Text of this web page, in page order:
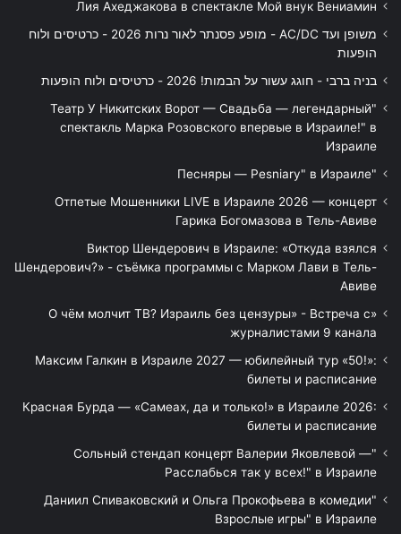
Лия Ахеджакова в спектакле Мой внук Вениамин
משופן ועד AC/DC - מופע פסנתר לאור נרות 2026 - כרטיסים ולוח
הופעות
בניה ברבי - חוגג עשור על הבמות! 2026 - כרטיסים ולוח הופעות
"Театр У Никитских Ворот — Свадьба — легендарный
спектакль Марка Розовского впервые в Израиле!" в
Израиле
"Песняры — Pesniary" в Израиле
Отпетые Мошенники LIVE в Израиле 2026 — концерт
Гарика Богомазова в Тель-Авиве
Виктор Шендерович в Израиле: «Откуда взялся
Шендерович?» - съёмка программы с Марком Лави в Тель-
Авиве
«О чём молчит ТВ? Израиль без цензуры» - Встреча с
журналистами 9 канала
Максим Галкин в Израиле 2027 — юбилейный тур «50!»:
билеты и расписание
Красная Бурда — «Самеах, да и только!» в Израиле 2026:
билеты и расписание
"Сольный стендап концерт Валерии Яковлевой —
Расслабься так у всех!" в Израиле
"Даниил Спиваковский и Ольга Прокофьева в комедии
Взрослые игры" в Израиле